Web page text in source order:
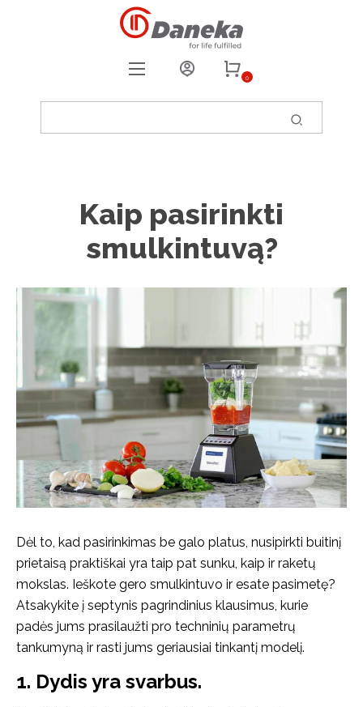
0
Kaip pasirinkti
smulkintuvą?
Dėl to, kad pasirinkimas be galo platus, nusipirkti buitinį
prietaisą praktiškai yra taip pat sunku, kaip ir raketų
mokslas. Ieškote gero smulkintuvo ir esate pasimetę?
Atsakykite į septynis pagrindinius klausimus, kurie
padės jums prasilaužti pro techninių parametrų
tankumyną ir rasti jums geriausiai tinkantį modelį.
1. Dydis yra svarbus.